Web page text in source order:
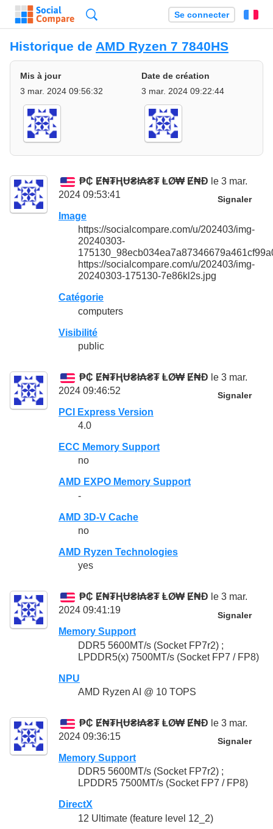
Se connecter
Historique de AMD Ryzen 7 7840HS
Mis à jour
3 mar. 2024 09:56:32
Date de création
3 mar. 2024 09:22:44
₱₵ Ɇ₦₮ⱧɄ₴ł₳₴₮ ⱠØ₩ Ɇ₦Đ le 3 mar.
2024 09:53:41
Signaler
Image
https://socialcompare.com/u/202403/img-
20240303-
https://socialcompare.com/u/202403/img-
20240303-175130-7e86kl2s.jpg
Catégorie
computers
Visibilité
public
₱₵ Ɇ₦₮ⱧɄ₴ł₳₴₮ ⱠØ₩ Ɇ₦Đ le 3 mar.
2024 09:46:52
Signaler
PCI Express Version
4.0
ECC Memory Support
no
AMD EXPO Memory Support
-
AMD 3D-V Cache
no
AMD Ryzen Technologies
yes
₱₵ Ɇ₦₮ⱧɄ₴ł₳₴₮ ⱠØ₩ Ɇ₦Đ le 3 mar.
2024 09:41:19
Signaler
Memory Support
DDR5 5600MT/s (Socket FP7r2) ;
LPDDR5(x) 7500MT/s (Socket FP7 / FP8)
NPU
AMD Ryzen AI @ 10 TOPS
₱₵ Ɇ₦₮ⱧɄ₴ł₳₴₮ ⱠØ₩ Ɇ₦Đ le 3 mar.
2024 09:36:15
Signaler
Memory Support
DDR5 5600MT/s (Socket FP7r2) ;
LPDDR5 7500MT/s (Socket FP7 / FP8)
DirectX
12 Ultimate (feature level 12_2)